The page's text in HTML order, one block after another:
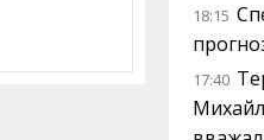
18:15
17:40